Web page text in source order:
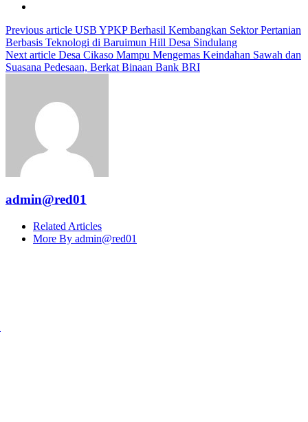
Previous article USB YPKP Berhasil Kembangkan Sektor Pertanian
Berbasis Teknologi di Baruimun Hill Desa Sindulang
Next article Desa Cikaso Mampu Mengemas Keindahan Sawah dan
Suasana Pedesaan, Berkat Binaan Bank BRI
admin@red01
Related Articles
More By admin@red01